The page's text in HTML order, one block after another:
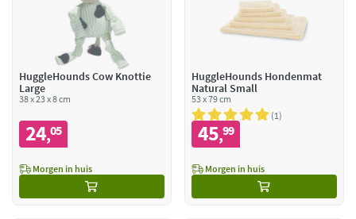
HuggleHounds Cow Knottie
Large
38 x 23 x 8 cm
24,05
Morgen in huis
HuggleHounds Hondenmat
Natural Small
53 x 79 cm
1
45,99
Morgen in huis